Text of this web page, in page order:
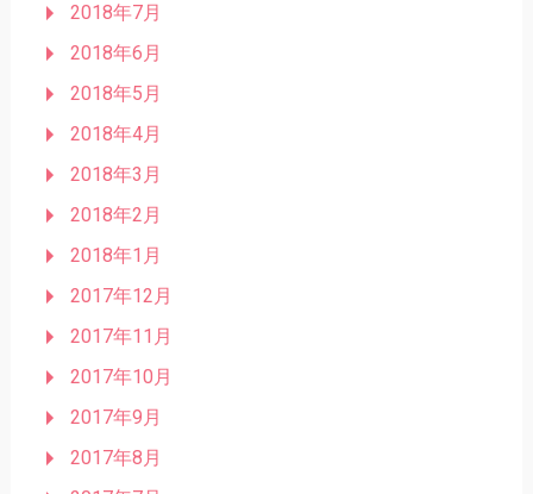
2018年7月
2018年6月
2018年5月
2018年4月
2018年3月
2018年2月
2018年1月
2017年12月
2017年11月
2017年10月
2017年9月
2017年8月